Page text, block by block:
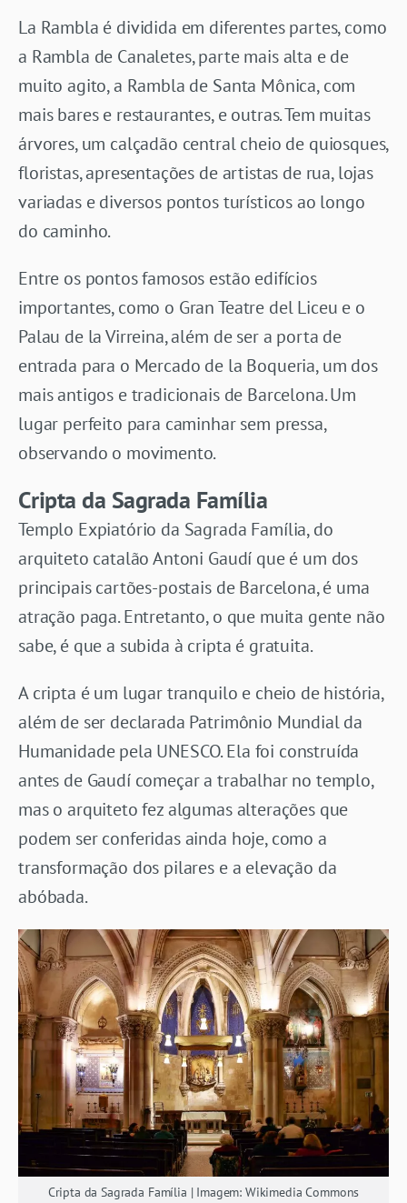
La Rambla é dividida em diferentes partes, como
a Rambla de Canaletes, parte mais alta e de
muito agito, a Rambla de Santa Mônica, com
mais bares e restaurantes, e outras. Tem muitas
árvores, um calçadão central cheio de quiosques,
floristas, apresentações de artistas de rua, lojas
variadas e diversos pontos turísticos ao longo
do caminho.
Entre os pontos famosos estão edifícios
importantes, como o Gran Teatre del Liceu e o
Palau de la Virreina, além de ser a porta de
entrada para o Mercado de la Boqueria, um dos
mais antigos e tradicionais de Barcelona. Um
lugar perfeito para caminhar sem pressa,
observando o movimento.
Cripta da Sagrada Família
Templo Expiatório da Sagrada Família, do
arquiteto catalão Antoni Gaudí que é um dos
principais cartões-postais de Barcelona, é uma
atração paga. Entretanto, o que muita gente não
sabe, é que a subida à cripta é gratuita.
A cripta é um lugar tranquilo e cheio de história,
além de ser declarada Patrimônio Mundial da
Humanidade pela UNESCO. Ela foi construída
antes de Gaudí começar a trabalhar no templo,
mas o arquiteto fez algumas alterações que
podem ser conferidas ainda hoje, como a
transformação dos pilares e a elevação da
abóbada.
Cripta da Sagrada Família | Imagem: Wikimedia Commons